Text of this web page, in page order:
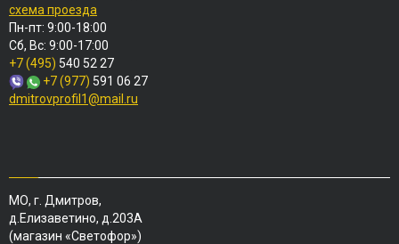
схема проезда
Пн-пт: 9:00-18:00
Сб, Вс: 9:00-17:00
+7 (495) 540 52 27
+7 (977) 591 06 27
dmitrovprofil1@mail.ru
МО, г. Дмитров,
д.Елизаветино, д.203А
(магазин «Светофор»)